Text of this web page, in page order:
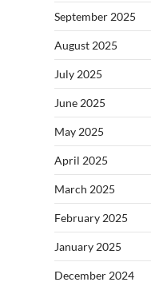
September 2025
August 2025
July 2025
June 2025
May 2025
April 2025
March 2025
February 2025
January 2025
December 2024